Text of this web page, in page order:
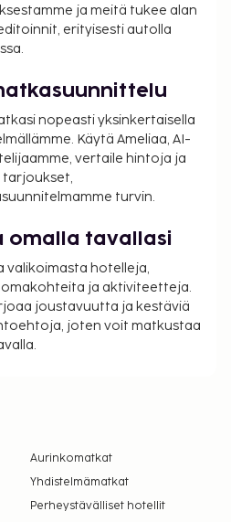
ja meitä tukee alan
erityisesti autolla
nopeasti yksinkertaisella
Käytä Ameliaa, AI-
vertaile hintoja ja
tarjoukset,
turvin.
omalla tavallasi
valikoimasta hotelleja,
ja aktiviteetteja.
joustavuutta ja kestäviä
joten voit matkustaa
Aurinkomatkat
Yhdistelmämatkat
Perheystävälliset hotellit